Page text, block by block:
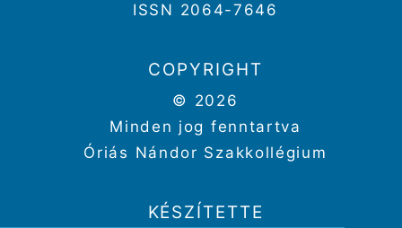
ISSN 2064-7646
COPYRIGHT
© 2026
Minden jog fenntartva
Óriás Nándor Szakkollégium
KÉSZÍTETTE